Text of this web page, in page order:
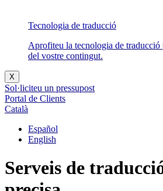
Tecnologia de traducció
Aprofiteu la tecnologia de traducció
del vostre contingut.
X
Sol·liciteu un pressupost
Portal de Clients
Català
Español
English
Serveis de